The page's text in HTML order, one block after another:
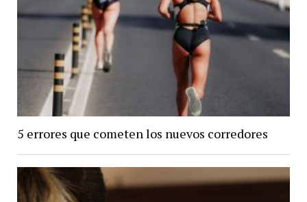
5 errores que cometen los nuevos corredores